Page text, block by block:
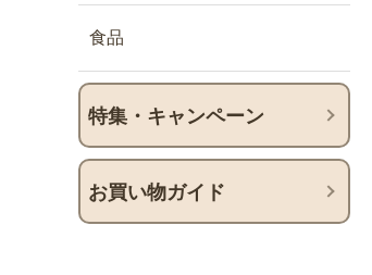
食品
特集・キャンペーン
お買い物ガイド